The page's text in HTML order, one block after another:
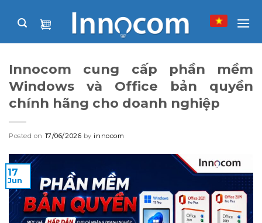
Innocom cung cấp phần mềm
Windows và Office bản quyền
chính hãng cho doanh nghiệp
Posted on 17/06/2026 by innocom
17
Jun